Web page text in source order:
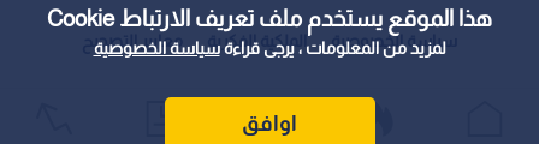
هذا الموقع يستخدم ملف تعريف الارتباط Cookie
لمزيد من المعلومات ، يرجى قراءةسياسة الخصوصية
اوافق
سياسة الخصوصية الملكية الفكرية معايير التصحيح